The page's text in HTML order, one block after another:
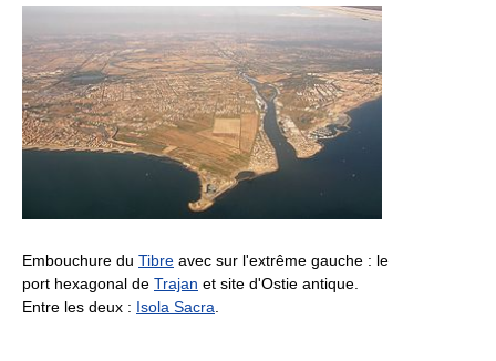
Embouchure du Tibre avec sur l'extrême gauche : le
port hexagonal de Trajan et site d'Ostie antique.
Entre les deux : Isola Sacra